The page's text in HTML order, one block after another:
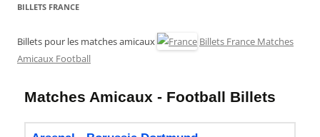
BILLETS FRANCE
Billets pour les matches amicaux
Billets France Matches
Amicaux Football